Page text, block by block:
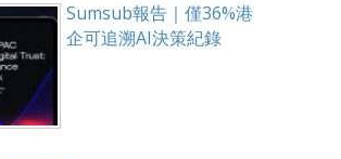
Sumsub報告｜僅36%港
企可追溯AI決策紀錄